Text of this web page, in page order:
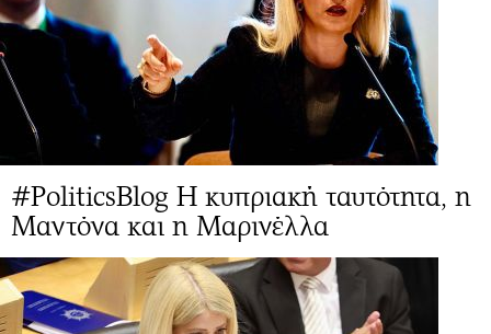
#PoliticsBlog Η κυπριακή ταυτότητα, η
Μαντόνα και η Μαρινέλλα